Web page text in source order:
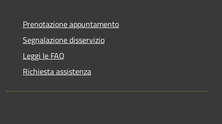
Prenotazione appuntamento
Segnalazione disservizio
Leggi le FAQ
Richiesta assistenza